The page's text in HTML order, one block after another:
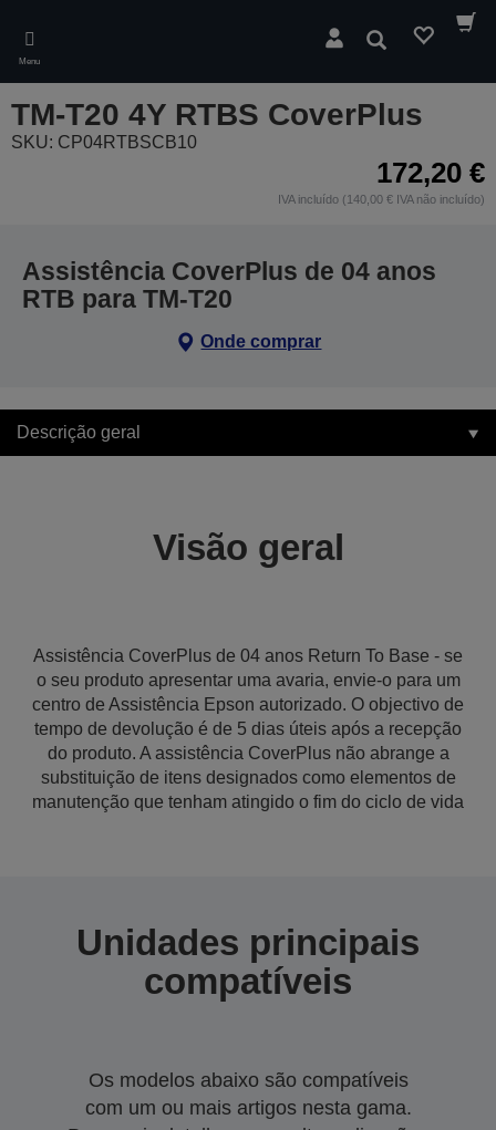
main
content
Menu
Pesquisar
TM-T20 4Y RTBS CoverPlus
SKU: CP04RTBSCB10
172,20 €
IVA incluído (140,00 € IVA não incluído)
Assistência CoverPlus de 04 anos
RTB para TM-T20
Onde comprar
Descrição geral
Visão geral
Assistência CoverPlus de 04 anos Return To Base - se
o seu produto apresentar uma avaria, envie-o para um
centro de Assistência Epson autorizado. O objectivo de
tempo de devolução é de 5 dias úteis após a recepção
do produto. A assistência CoverPlus não abrange a
substituição de itens designados como elementos de
manutenção que tenham atingido o fim do ciclo de vida
Unidades principais
compatíveis
Os modelos abaixo são compatíveis
com um ou mais artigos nesta gama.